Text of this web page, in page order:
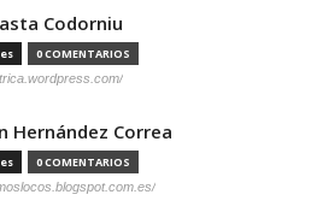
Codorniu
0 COMENTARIOS
Hernández Correa
0 COMENTARIOS